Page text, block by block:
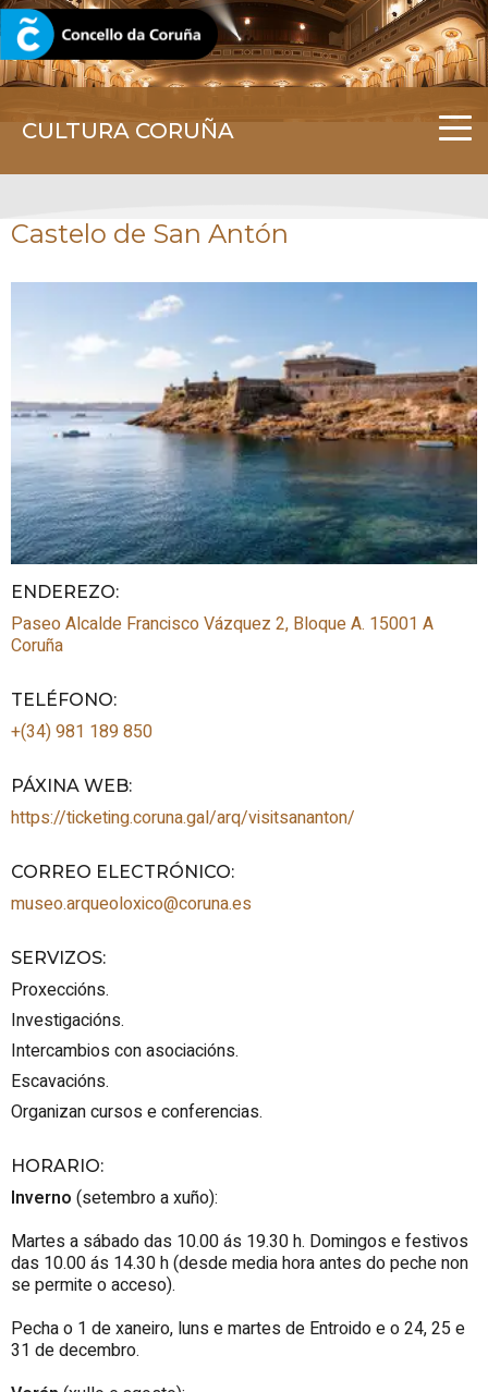
CULTURA CORUÑA
CORUNA.GAL
Castelo de San Antón
ENDEREZO:
Paseo Alcalde Francisco Vázquez 2, Bloque A. 15001 A
Coruña
TELÉFONO:
+(34) 981 189 850
PÁXINA WEB:
https://ticketing.coruna.gal/arq/visitsananton/
CORREO ELECTRÓNICO:
museo.arqueoloxico@coruna.es
SERVIZOS:
Proxeccións.
Investigacións.
Intercambios con asociacións.
Escavacións.
Organizan cursos e conferencias.
HORARIO:
Inverno (setembro a xuño):
Martes a sábado das 10.00 ás 19.30 h. Domingos e festivos
das 10.00 ás 14.30 h (desde media hora antes do peche non
se permite o acceso).
Pecha o 1 de xaneiro, luns e martes de Entroido e o 24, 25 e
31 de decembro.